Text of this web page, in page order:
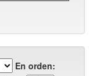
En orden: